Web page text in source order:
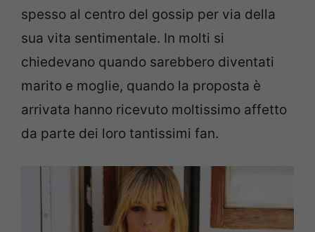
spesso al centro del gossip per via della
sua vita sentimentale. In molti si
chiedevano quando sarebbero diventati
marito e moglie, quando la proposta è
arrivata hanno ricevuto moltissimo affetto
da parte dei loro tantissimi fan.